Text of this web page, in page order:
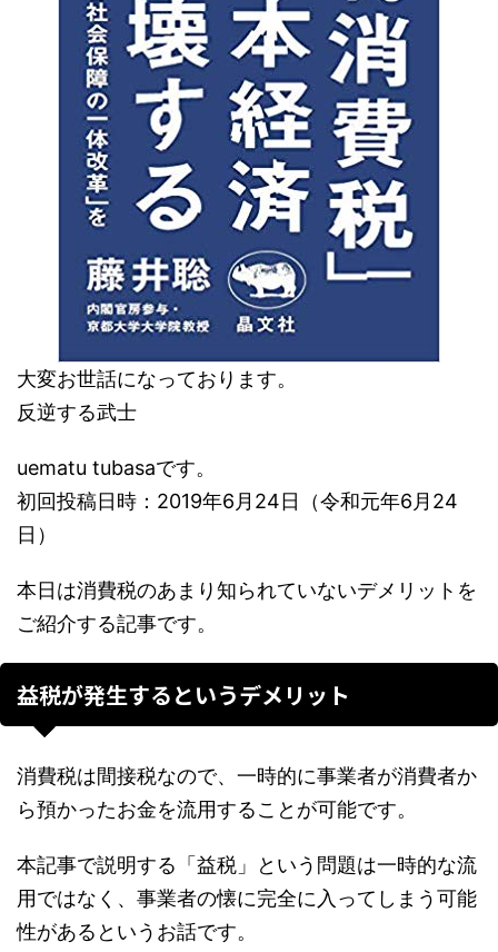
大変お世話になっております。
反逆する武士
uematu tubasaです。
初回投稿日時：2019年6月24日（令和元年6月24
日）
本日は消費税のあまり知られていないデメリットを
ご紹介する記事です。
益税が発生するというデメリット
消費税は間接税なので、一時的に事業者が消費者か
ら預かったお金を流用することが可能です。
本記事で説明する「益税」という問題は一時的な流
用ではなく、事業者の懐に完全に入ってしまう可能
性があるというお話です。